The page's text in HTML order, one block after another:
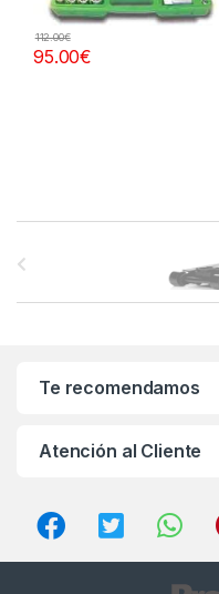
95.00€
112.00€
Te recomendamos
Atención al Cliente